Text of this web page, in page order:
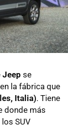
Jeep se
la fábrica que
Italia). Tiene
donde más
SUV